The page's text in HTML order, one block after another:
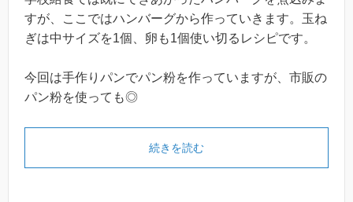
すが、ここではハンバーグから作っていきます。玉ね
ぎは中サイズを1個、卵も1個使い切るレシピです。
今回は手作りパンでパン粉を作っていますが、市販の
パン粉を使っても◎
続きを読む